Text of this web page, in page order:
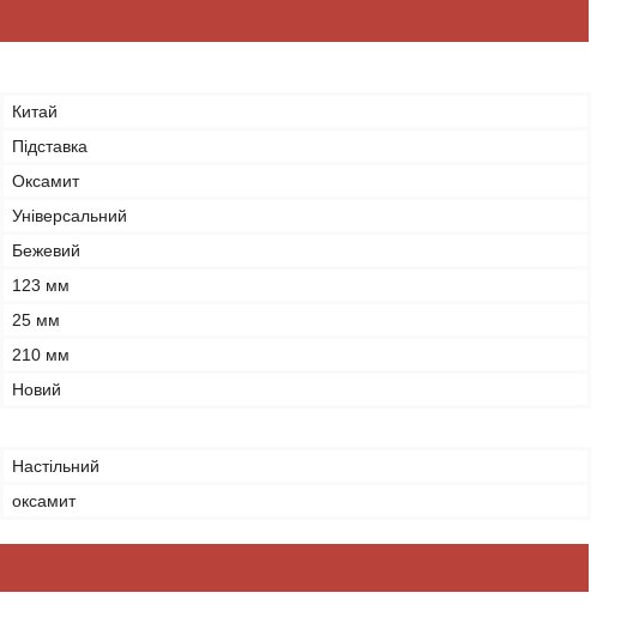
Китай
Підставка
Оксамит
Універсальний
Бежевий
123 мм
25 мм
210 мм
Новий
Настільний
оксамит